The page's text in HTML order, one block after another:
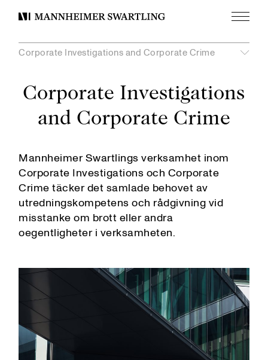
Mannheimer
Meny
Corporate Investigations
and Corporate Crime
Mannheimer Swartlings verksamhet inom
Corporate Investigations och Corporate
Crime täcker det samlade behovet av
utredningskompetens och rådgivning vid
misstanke om brott eller andra
oegentligheter i verksamheten.
Corporate Investigations and Corporate Crime
Visa
undermeny
Arbetsrätt och pensioner
Contentious Regulatory
Corporate Commercial
Corporate Compliance and Risk
Corporate Investigations and Corporate Crime
Data Privacy
Digital Compliance
Entreprenadrätt
EU- och konkurrensrätt
Fastighetsrätt
Financial Services
Fonder och investeringar
Företagsbeskattning